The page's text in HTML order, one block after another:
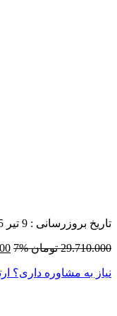
تاریخ بروزرسانی : 9 تیر 1405
29.710.000 تومان 7%
نیاز به مشاوره داری؟